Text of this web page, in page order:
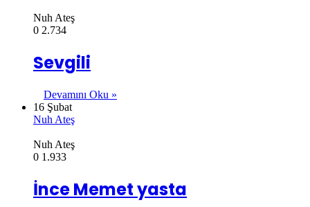
Nuh Ateş
0 2.734
Sevgili
Devamını Oku »
16 Şubat
Nuh Ateş
Nuh Ateş
0 1.933
İnce Memet yasta